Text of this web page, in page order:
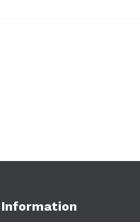
Information